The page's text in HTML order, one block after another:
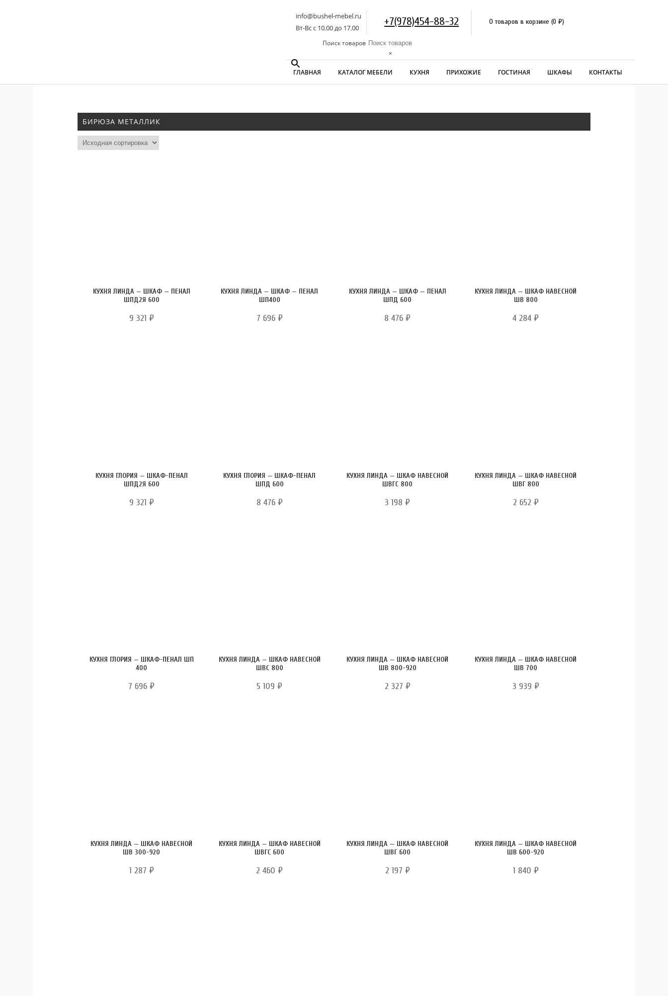
info@bushel-mebel.ru
Вт-Вс c 10.00 до 17.00
+7(978)454-88-32 0 товаров в корзине (0₽)
Поиск товаров
×
ГЛАВНАЯ КАТАЛОГ МЕБЕЛИ КУХНЯ ПРИХОЖИЕ ГОСТИНАЯ ШКАФЫ КОНТАКТЫ
БИРЮЗА МЕТАЛЛИК
КУХНЯ ЛИНДА — ШКАФ — ПЕНАЛ
ШПД2Я 600
9 321 ₽
КУХНЯ ЛИНДА — ШКАФ — ПЕНАЛ
ШП400
7 696 ₽
КУХНЯ ЛИНДА — ШКАФ — ПЕНАЛ
ШПД 600
8 476₽
КУХНЯ ЛИНДА — ШКАФ НАВЕСНОЙ
ШВ 800
4 284₽
КУХНЯ ГЛОРИЯ — ШКАФ-ПЕНАЛ
ШПД2Я 600
9 321 ₽
КУХНЯ ГЛОРИЯ — ШКАФ-ПЕНАЛ
ШПД 600
8 476 ₽
КУХНЯ ЛИНДА — ШКАФ НАВЕСНОЙ
ШВГС 800
3 198₽
КУХНЯ ЛИНДА — ШКАФ НАВЕСНОЙ
ШВГ 800
2 652 ₽
КУХНЯ ГЛОРИЯ — ШКАФ-ПЕНАЛ ШП
400
7 696₽
КУХНЯ ЛИНДА — ШКАФ НАВЕСНОЙ
ШВС 800
5 109₽
КУХНЯ ЛИНДА — ШКАФ НАВЕСНОЙ
ШВ 800-920
2 327 ₽
КУХНЯ ЛИНДА — ШКАФ НАВЕСНОЙ
ШВ 700
3 939 ₽
КУХНЯ ЛИНДА — ШКАФ НАВЕСНОЙ
ШВ 300-920
1 287 ₽
КУХНЯ ЛИНДА — ШКАФ НАВЕСНОЙ
ШВГС 600
2 460₽
КУХНЯ ЛИНДА — ШКАФ НАВЕСНОЙ
ШВГ 600
2 197 ₽
КУХНЯ ЛИНДА — ШКАФ НАВЕСНОЙ
ШВ 600-920
1 840 ₽